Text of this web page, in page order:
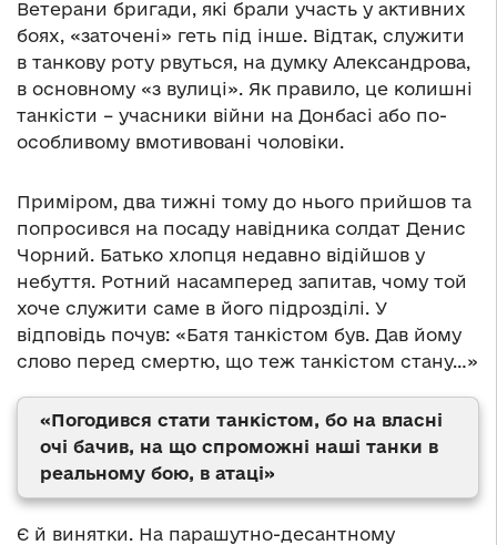
Ветерани бригади, які брали участь у активних
боях, «заточені» геть під інше. Відтак, служити
в танкову роту рвуться, на думку Александрова,
в основному «з вулиці». Як правило, це колишні
танкісти – учасники війни на Донбасі або по-
особливому вмотивовані чоловіки.
Приміром, два тижні тому до нього прийшов та
попросився на посаду навідника солдат Денис
Чорний. Батько хлопця недавно відійшов у
небуття. Ротний насамперед запитав, чому той
хоче служити саме в його підрозділі. У
відповідь почув: «Батя танкістом був. Дав йому
слово перед смертю, що теж танкістом стану…»
«Погодився стати танкістом, бо на власні
очі бачив, на що спроможні наші танки в
реальному бою, в атаці»
Є й винятки. На парашутно-десантному